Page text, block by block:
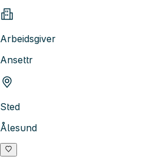
Arbeidsgiver
Ansettr
Sted
Ålesund